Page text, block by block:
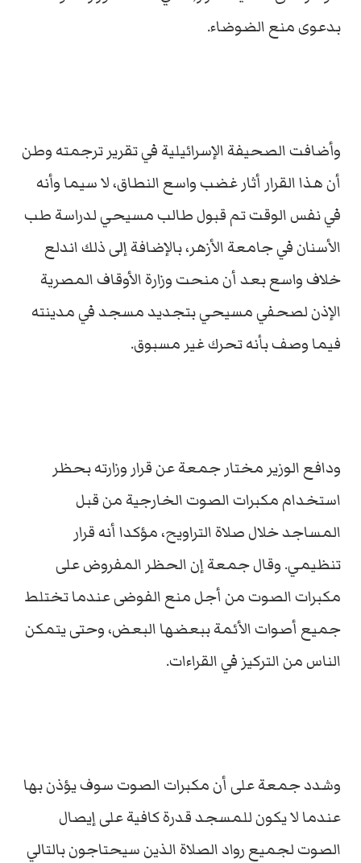
بدعوى منع الضوضاء.
وأضافت الصحيفة الإسرائيلية في تقرير ترجمته وطن
أن هذا القرار أثار غضب واسع النطاق، لا سيما وأنه
في نفس الوقت تم قبول طالب مسيحي لدراسة طب
الأسنان في جامعة الأزهر، بالإضافة إلى ذلك اندلع
خلاف واسع بعد أن منحت وزارة الأوقاف المصرية
الإذن لصحفي مسيحي بتجديد مسجد في مدينته
فيما وصف بأنه تحرك غير مسبوق.
ودافع الوزير مختار جمعة عن قرار وزارته بحظر
استخدام مكبرات الصوت الخارجية من قبل
المساجد خلال صلاة التراويح، مؤكدا أنه قرار
تنظيمي. وقال جمعة إن الحظر المفروض على
مكبرات الصوت من أجل منع الفوضى عندما تختلط
جميع أصوات الأئمة ببعضها البعض، وحتى يتمكن
الناس من التركيز في القراءات.
وشدد جمعة على أن مكبرات الصوت سوف يؤذن بها
عندما لا يكون للمسجد قدرة كافية على إيصال
الصوت لجميع رواد الصلاة الذين سيحتاجون بالتالي